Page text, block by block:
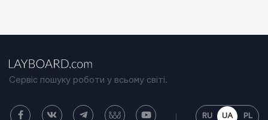
Сервіс пошуку роботи у всьому світі.
RU UA PL